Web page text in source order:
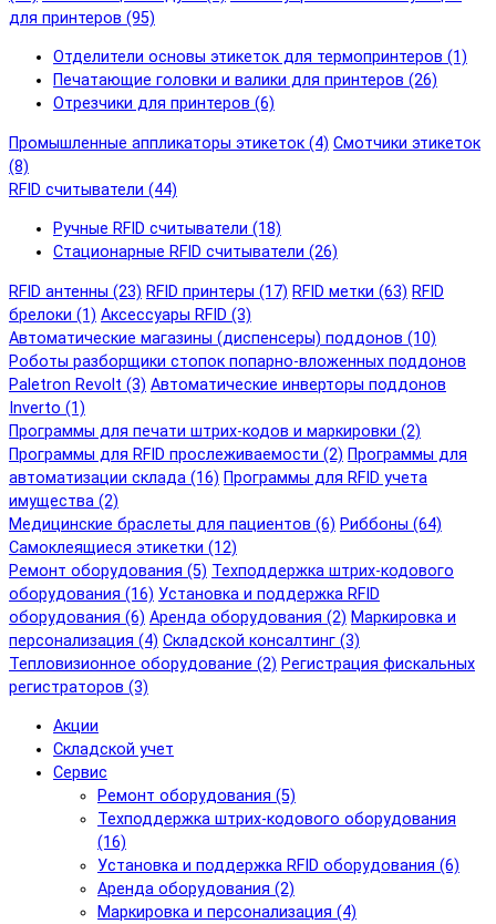
для принтеров (95)
Отделители основы этикеток для термопринтеров (1)
Печатающие головки и валики для принтеров (26)
Отрезчики для принтеров (6)
Промышленные аппликаторы этикеток (4) Смотчики этикеток
(8)
RFID cчитыватели (44)
Ручные RFID cчитыватели (18)
Стационарные RFID cчитыватели (26)
RFID антенны (23) RFID принтеры (17) RFID метки (63) RFID
брелоки (1) Аксессуары RFID (3)
Автоматические магазины (диспенсеры) поддонов (10)
Роботы разборщики стопок попарно-вложенных поддонов
Paletron Revolt (3) Автоматические инверторы поддонов
Inverto (1)
Программы для печати штрих-кодов и маркировки (2)
Программы для RFID прослеживаемости (2) Программы для
автоматизации склада (16) Программы для RFID учета
имущества (2)
Медицинские браслеты для пациентов (6) Риббоны (64)
Самоклеящиеся этикетки (12)
Ремонт оборудования (5) Техподдержка штрих-кодового
оборудования (16) Установка и поддержка RFID
оборудования (6) Аренда оборудования (2) Маркировка и
персонализация (4) Складской консалтинг (3)
Тепловизионное оборудование (2) Регистрация фискальных
регистраторов (3)
Акции
Складской учет
Сервис
Ремонт оборудования (5)
Техподдержка штрих-кодового оборудования
(16)
Установка и поддержка RFID оборудования (6)
Аренда оборудования (2)
Маркировка и персонализация (4)